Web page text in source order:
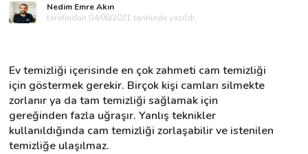
Kategoriler
🎈 Biz Kimiz?
🧐 Nasıl Çalışır?
🌟 Müşteri Değerlendirmeleri
Nedim Emre Akın
tarafından 04/06/2021 tarihinde yazıldı.
Ev temizliği içerisinde en çok zahmeti cam temizliği
için göstermek gerekir. Birçok kişi camları silmekte
zorlanır ya da tam temizliği sağlamak için
gereğinden fazla uğraşır. Yanlış teknikler
kullanıldığında cam temizliği zorlaşabilir ve istenilen
temizliğe ulaşılmaz.